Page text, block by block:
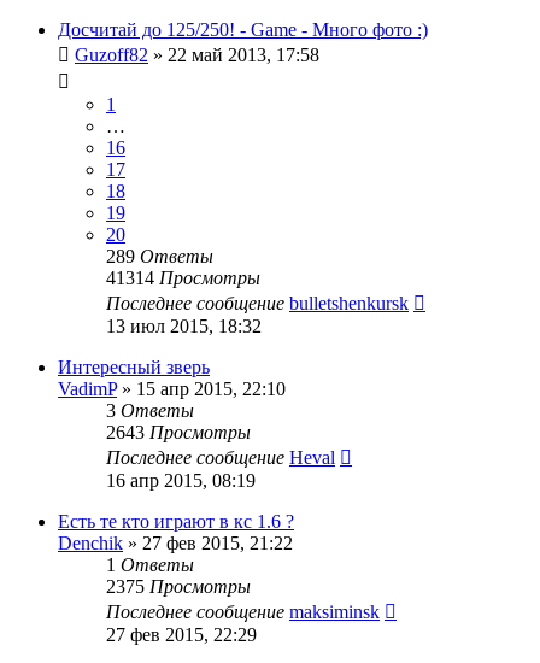
Досчитай до 125/250! - Game - Много фото :)
Guzoff82 » 22 май 2013, 17:58
1
…
16
17
18
19
20
289 Ответы
41314 Просмотры
Последнее сообщение bulletshenkursk
13 июл 2015, 18:32
Интересный зверь
VadimP» 15 апр 2015, 22:10
3 Ответы
2643 Просмотры
Последнее сообщение Heval
16 апр 2015, 08:19
Есть те кто играют в кс 1.6 ?
Denchik » 27 фев 2015, 21:22
1 Ответы
2375 Просмотры
Последнее сообщение maksiminsk
27 фев 2015, 22:29